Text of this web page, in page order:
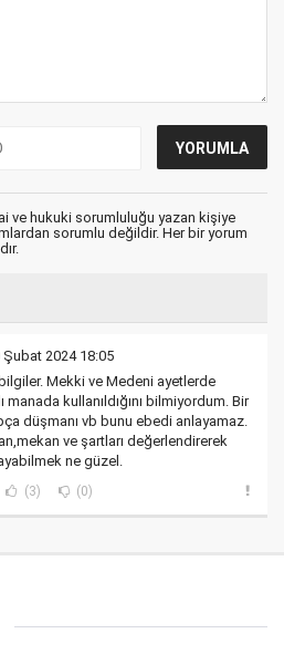
ve hukuki sorumluluğu yazan kişiye
sorumlu değildir. Her bir yorum
Şubat 2024 18:05
Mekki ve Medeni ayetlerde
manada kullanıldığını bilmiyordum. Bir
düşmanı vb bunu ebedi anlayamaz.
ve şartları değerlendirerek
ne güzel.
(3) (0)